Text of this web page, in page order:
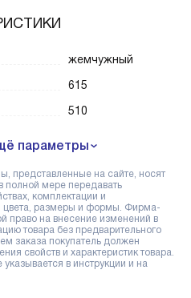
жемчужный
615
510
параметры
представленные на сайте, носят
полной мере передавать
комплектации и
цвета, размеры и формы. Фирма-
право на внесение изменений в
товара без предварительного
заказа покупатель должен
свойств и характеристик товара.
в инструкции и на